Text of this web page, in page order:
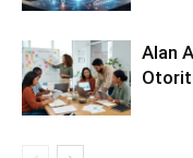
Alan